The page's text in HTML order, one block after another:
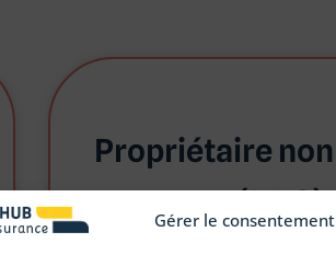
Gérer le consentement
Propriétaire non
occupant (PNO)